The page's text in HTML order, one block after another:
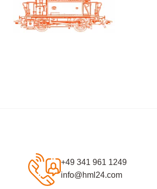
+49 341 961 1249
info@hml24.com